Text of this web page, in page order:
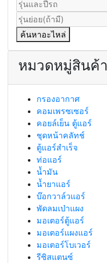
ค้นหาอะไหล่
หมวดหมู่สินค้า
กรองอากาศ
คอมเพรซเซอร์
คอยล์เย็น ตู้แอร์
ชุดหน้าคลัทช์
ตู้แอร์สำเร็จ
ท่อแอร์
น้ำมัน
น้ำยาแอร์
บ๊อกวาล์วแอร์
พัดลมเป่าแผง
มอเตอร์ตู้แอร์
มอเตอร์แผงแอร์
มอเตอร์โบเวอร์
รีซิสแตนซ์